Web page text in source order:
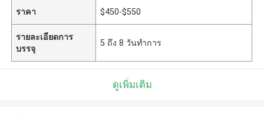
ราคา $450-$550
รายละเอียดการ
บรรจุ
5 ถึง 8 วันทำการ
ดูเพิ่มเติม